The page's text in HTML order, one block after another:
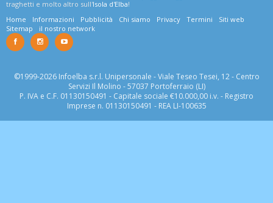
traghetti e molto altro sull'Isola d'Elba!
Home
Informazioni Pubblicità Chi siamo Privacy Termini
Siti web
Sitemap
il nostro network
©1999-2026 Infoelba s.r.l. Unipersonale - Viale Teseo Tesei, 12 - Centro
Servizi Il Molino - 57037 Portoferraio (LI)
P. IVA e C.F. 01130150491 - Capitale sociale €10.000,00 i.v. - Registro
Imprese n. 01130150491 - REA LI-100635